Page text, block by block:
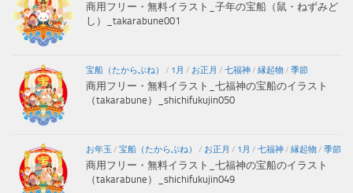
商用フリー・無料イラスト_子年の宝船（鼠・ねずみど
し）_takarabune001
宝船（たからぶね） / 1月 / お正月 / 七福神/ 縁起物/ 季節
商用フリー・無料イラスト_七福神の宝船のイラスト
（takarabune）_shichifukujin050
お年玉 / 宝船（たからぶね） / お正月 / 1月 / 七福神/ 縁起物/ 季節
商用フリー・無料イラスト_七福神の宝船のイラスト
（takarabune）_shichifukujin049